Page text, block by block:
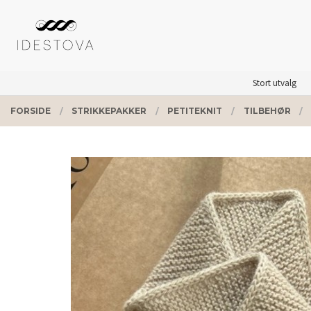
innholdet
Stort utvalg
PRODUKTER
FORSIDE STRIKKEPAKKER PETITEKNIT TILBEHØR